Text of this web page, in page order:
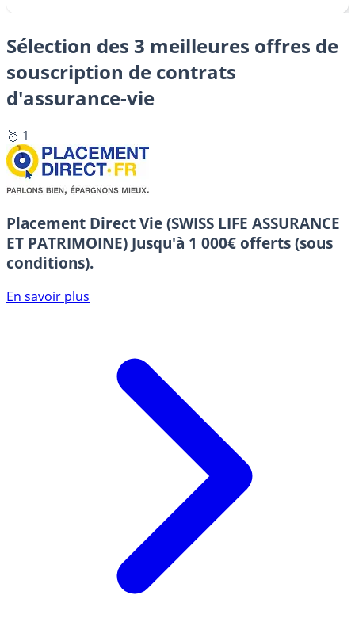
Sélection des 3 meilleures offres de
souscription de contrats
d'assurance-vie
🥇 1
Placement Direct Vie (SWISS LIFE ASSURANCE
ET PATRIMOINE) Jusqu'à 1 000€ offerts (sous
conditions).
En savoir plus